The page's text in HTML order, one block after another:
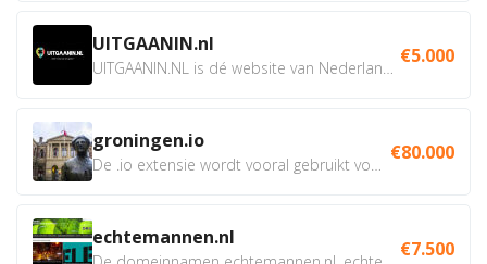
UITGAANIN.nl €5.000
groningen.io €80.000
echtemannen.nl €7.500